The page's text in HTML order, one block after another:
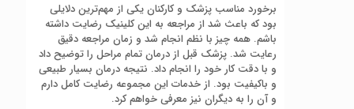
برخورد مناسب پزشک و کارکنان یکی از مهم‌ترین دلایلی
بود که باعث شد از مراجعه به این کلینیک رضایت داشته
باشم. همه چیز با نظم انجام شد و زمان مراجعه دقیق
رعایت شد. پزشک قبل از درمان تمام مراحل را توضیح داد
و با دقت کار خود را انجام داد. نتیجه درمان بسیار طبیعی
و باکیفیت بود. از خدمات این مجموعه رضایت کامل دارم
و آن را به دیگران نیز معرفی خواهم کرد.